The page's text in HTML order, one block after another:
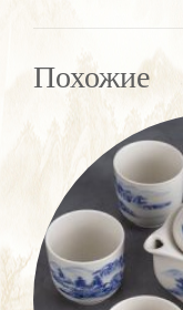
Похожие